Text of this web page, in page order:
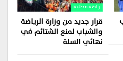
رياضة محلية
قرار جديد من وزارة الرياضة
والشباب لمنع الشتائم في
نهائي السلة